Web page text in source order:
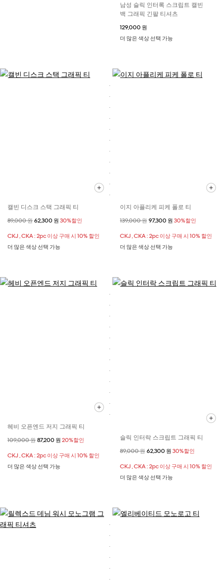
남성 슬릭 인터록 스크립트 캘빈
백 그래픽 긴팔 티셔츠
129,000 원
더 많은 색상 선택 가능
캘빈 디스크 스택 그래픽 티
할인 전 가격
89,000 원 할인된 가격
62,300 원 30%할인
CKJ , CKA : 2pc 이상 구매 시 10% 할인
더 많은 색상 선택 가능
이지 아플리케 피케 폴로 티
할인 전 가격
139,000 원할인된 가격
97,300 원 30%할인
CKJ , CKA : 2pc 이상 구매 시 10% 할인
더 많은 색상 선택 가능
헤비 오픈엔드 저지 그래픽 티
할인 전 가격
109,000 원 할인된 가격
87,200 원 20%할인
CKJ , CKA : 2pc 이상 구매 시 10% 할인
더 많은 색상 선택 가능
슬릭 인터락 스크립트 그래픽 티
할인 전 가격
89,000 원할인된 가격
62,300 원 30%할인
CKJ , CKA : 2pc 이상 구매 시 10% 할인
더 많은 색상 선택 가능